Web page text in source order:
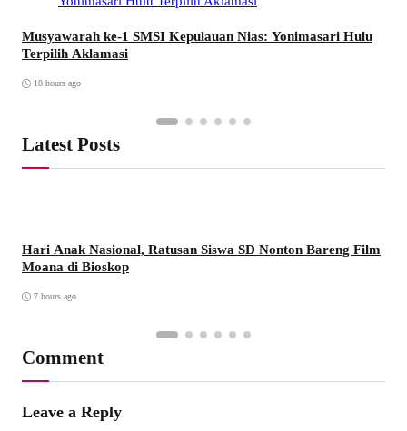
Musyawarah ke-1 SMSI Kepulauan Nias: Yonimasari Hulu
Terpilih Aklamasi
18 hours ago
Latest Posts
Hari Anak Nasional, Ratusan Siswa SD Nonton Bareng Film
Moana di Bioskop
7 hours ago
Comment
Leave a Reply